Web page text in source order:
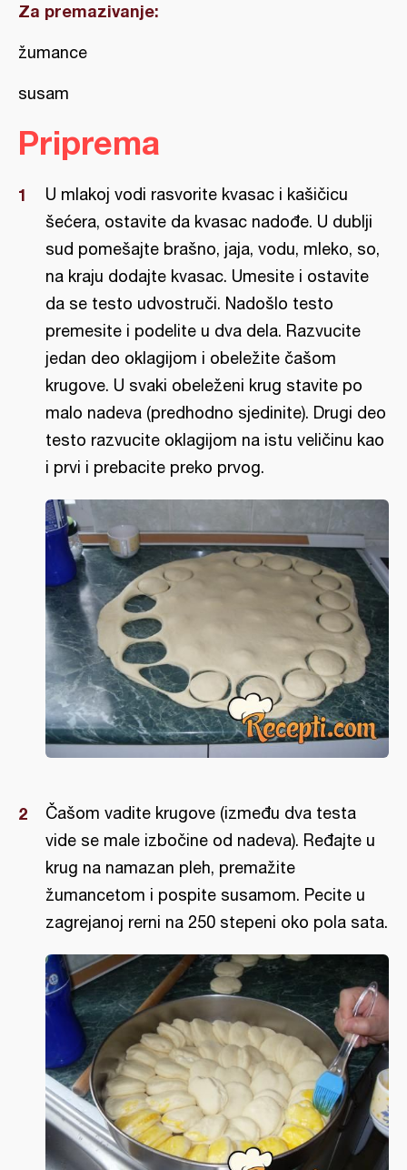
Za premazivanje:
žumance
susam
Priprema
U mlakoj vodi rasvorite kvasac i kašičicu
šećera, ostavite da kvasac nadođe. U dublji
sud pomešajte brašno, jaja, vodu, mleko, so,
na kraju dodajte kvasac. Umesite i ostavite
da se testo udvostruči. Nadošlo testo
premesite i podelite u dva dela. Razvucite
jedan deo oklagijom i obeležite čašom
krugove. U svaki obeleženi krug stavite po
malo nadeva (predhodno sjedinite). Drugi deo
testo razvucite oklagijom na istu veličinu kao
i prvi i prebacite preko prvog.
Čašom vadite krugove (između dva testa
vide se male izbočine od nadeva). Ređajte u
krug na namazan pleh, premažite
žumancetom i pospite susamom. Pecite u
zagrejanoj rerni na 250 stepeni oko pola sata.